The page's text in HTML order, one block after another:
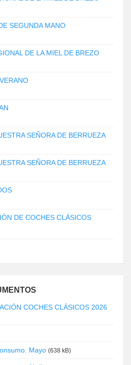
SEGUNDA MANO
DE LA MIEL DE BREZO
SEÑORA DE BERRUEZA
SEÑORA DE BERRUEZA
DE COCHES CLÁSICOS
COCHES CLÁSICOS 2026
Mayo (638 kB)